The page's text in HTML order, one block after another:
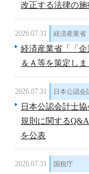
改正する法律の
2026.07.31 経済産業省
経済産業省「「
＆Ａ等を策定し
2026.07.31 日本公認会
日本公認会計士
規則に関する
を公表
2026.07.31 国税庁